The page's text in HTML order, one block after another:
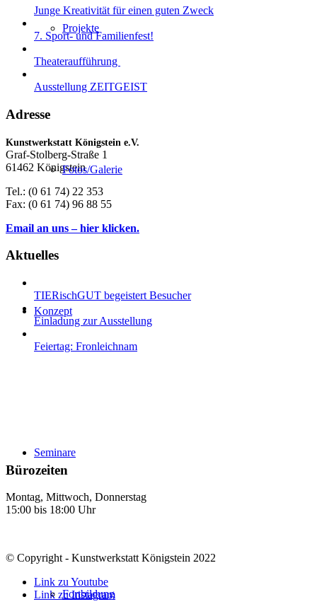
Projekte
Fotos/Galerie
Konzept
Seminare
Fortbildung
Junge Kreativität für einen guten Zweck
7. Sport- und Familienfest!
Theateraufführung
Ausstellung ZEITGEIST
Adresse
Kunstwerkstatt Königstein e.V.
Graf-Stolberg-Straße 1
61462 Königstein
Tel.: (0 61 74) 22 353
Fax: (0 61 74) 96 88 55
Email an uns – hier klicken.
Aktuelles
TIERischGUT begeistert Besucher
Einladung zur Ausstellung
Feiertag: Fronleichnam
Bürozeiten
Montag, Mittwoch, Donnerstag
15:00 bis 18:00 Uhr
© Copyright - Kunstwerkstatt Königstein 2022
Link zu Youtube
Link zu Instagram